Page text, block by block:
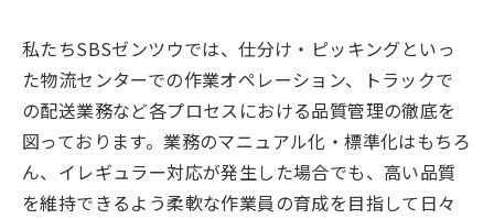
私たちSBSゼンツウでは、仕分け・ピッキングといっ
た物流センターでの作業オペレーション、トラックで
の配送業務など各プロセスにおける品質管理の徹底を
図っております。業務のマニュアル化・標準化はもちろ
ん、イレギュラー対応が発生した場合でも、高い品質
を維持できるよう柔軟な作業員の育成を目指して日々